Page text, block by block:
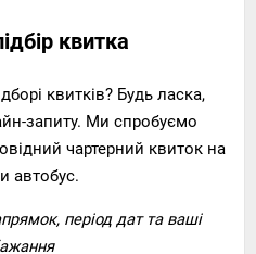
квитка
квитків? Будь ласка,
запиту. Ми спробуємо
чартерний квиток на
автобус.
період дат та ваші